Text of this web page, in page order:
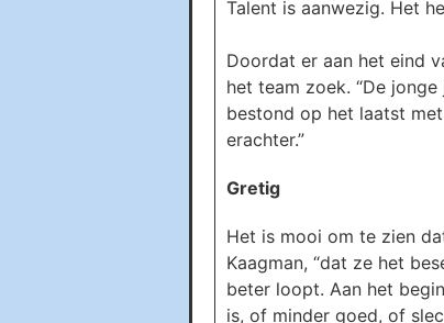
Talent is aanwezig. Het
Doordat er aan het eind
het team zoek. “De
bestond op het laatst
erachter.”
Gretig
Het is mooi om te zien
Kaagman, “dat ze het
beter loopt. Aan het
is, of minder goed, of